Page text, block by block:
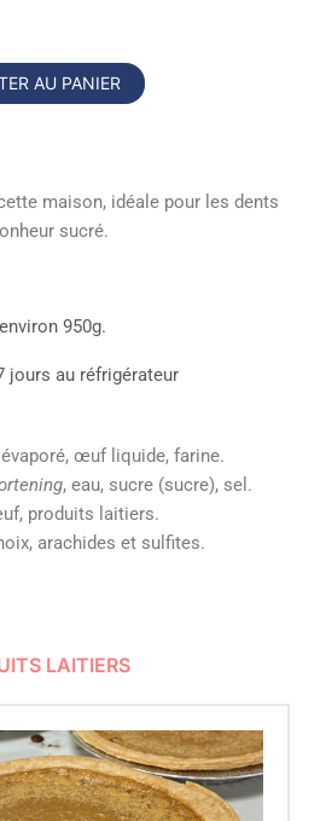
AU PANIER
maison, idéale pour les dents
sucré.
950g.
jours au réfrigérateur
œuf liquide, farine.
, eau, sucre (sucre), sel.
produits laitiers.
arachides et sulfites.
LAITIERS